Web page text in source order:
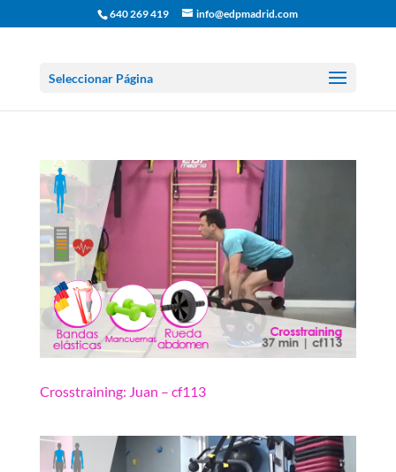
640 269 419 info@edpmadrid.com
Seleccionar Página
Crosstraining: Juan – cf113